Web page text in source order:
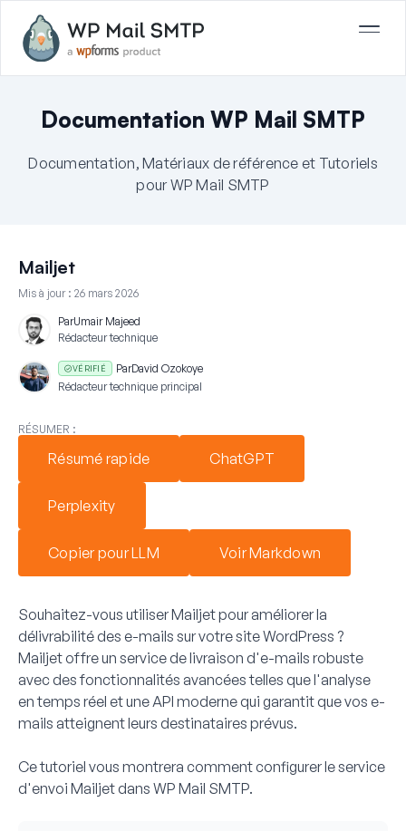
Documentation WP Mail SMTP
Documentation, Matériaux de référence et Tutoriels
pour WP Mail SMTP
Mailjet
Mis à jour : 26 mars 2026
ParUmair Majeed
Rédacteur technique
VÉRIFIÉ ParDavid Ozokoye
Rédacteur technique principal
RÉSUMER :
Résumé rapide ChatGPT
Perplexity
Copier pour LLM Voir Markdown
Souhaitez-vous utiliser Mailjet pour améliorer la
délivrabilité des e-mails sur votre site WordPress ?
Mailjet offre un service de livraison d'e-mails robuste
avec des fonctionnalités avancées telles que l'analyse
en temps réel et une API moderne qui garantit que vos e-
mails atteignent leurs destinataires prévus.
Ce tutoriel vous montrera comment configurer le service
d'envoi Mailjet dans WP Mail SMTP.